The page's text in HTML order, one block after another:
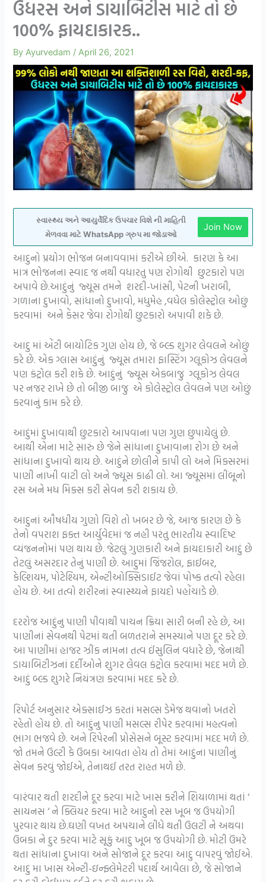
ઉધરસ અને ડાયાબિટીસ માટે તો છે
100% ફાયદાકારક..
ByAyurvedam /April 26, 2021
સ્વાસ્થ્ય અને આયુર્વેદિક ઉપચાર વિશે ની માહિતી
મેળવવા માટે WhatsApp ગ્રુપ મા જોડાઓ
Join Now
આદુનો પ્રયોગ ભોજન બનાવવામાં કરીએ છીએ. કારણ કે આ
માત્ર ભોજનના સ્વાદ જ નથી વધારતુ પણ રોગોથી છુટકારો પણ
અપાવે છે.આદુંનું જ્યૂસ તમને શરદી-ખાંસી, પેટની ખરાબી,
ગળાના દુખાવો, સાંધાનો દુખાવો, મધુમેહ ,વધેલ કોલેસ્ટ્રોલ ઓછું
કરવામાં અને કેંસર જેવા રોગોથી છુટકારો અપાવી શકે છે.
આદુ માં એંટી બાયોટિક ગુણ હોય છે, જે બ્લ્ડ શુગર લેવલને ઓછું
કરે છે. એક ગ્લાસ આદુંનું જ્યૂસ તમારા ફાસ્ટિંગ ગ્લૂકોઝ લેવલને
પણ કંટ્રોલ કરી શકે છે. આદુંનું જ્યૂસ એકબાજુ ગ્લૂકોઝ લેવલ
પર નજર રાખે છે તો બીજી બાજુ એ કોલેસ્ટ્રોલ લેવલને પણ ઓછું
કરવાનું કામ કરે છે.
આદુંમાં દુખાવાથી છુટકારો આપવાના પણ ગુણ છુપાયેલું છે.
આથી એના માટે સારું છે જેને સાંધાના દુખાવાના રોગ છે અને
સાંધાના દુખાવો થાય છે. આદુંને છોલીને કાપી લો અને મિક્સરમાં
પાણી નાખી વાટી લો અને જ્યૂસ કાઢી લો. આ જ્યૂસમાં લીંબૂનો
રસ અને મધ મિક્સ કરી સેવન કરી શકાય છે.
આદુનાં ઔષધીય ગુણો વિશે તો ખબર છે જે, આજ કારણ છે કે
તેનો વપરાશ ફક્ત આર્યુવેદમાં જ નહી પરંતુ ભારતીય સ્વાદિષ્ટ
વ્યંજનનોમાં પણ થાય છે. જેટલું ગુણકારી અને ફાયદાકારી આદું છે
તેટલું અસરદાર તેનું પાણી છે. આદુમાં જિંજરોલ, ફાઈબર,
કેલ્શિયમ, પોટેશ્યિમ, એન્ટીઓક્સિડાઈટ જેવાં પોષ્ક તત્વો રહેલા
હોય છે. આ તત્વો શરીરનાં સ્વાસ્થ્યને ફાયદો પહોંચાડે છે.
દરરોજ આદુંનુ પાણી પીવાથી પાચન ક્રિયા સારી બની રહે છે, આ
પાણીનાં સેવનથી પેટમાં થતી બળતરાને સમસ્યાને પણ દૂર કરે છે.
આ પાણીમાં હાજર ઝીંક નામના તત્વ ઈંસુલિન વધારે છે, જેનાથી
ડાયાબિટીઝનાં દર્દીઓને શુગર લેવલ કંટ્રોલ કરવામાં મદદ મળે છે.
આદું બ્લ્ડ શુગરે નિયંત્રણ કરવામાં મદદ કરે છે.
રિપોર્ટ અનુસાર એક્સાઈઝ કરતાં મસલ્સ ડેમેજ થવાનો ખતરો
રહેતો હોય છે. તો આદુંનુ પાણી મસલ્સ રીપેર કરવામાં મહત્વનો
ભાગ ભજવે છે. અને રિપેરની પ્રોસેસને બૂસ્ટ કરવામાં મદદ મળે છે.
જો તમને ઉલ્ટી કે ઉબકા આવતા હોય તો તેમાં આદુંના પાણીનું
સેવન કરવું જોઈએ, તેનાથઈ તરત રાહત મળે છે.
વારંવાર થતી શરદીને દૂર કરવા માટે ખાસ કરીને શિયાળામાં થતાં ‘
સાયનસ ‘ ને ક્લિયર કરવા માટે આદુનો રસ ખૂબ જ ઉપયોગી
પુરવાર થાય છે.ઘણી વખત અપચાને લીધે થતી ઉલટી ને અથવા
ઉબકા ને દુર કરવા માટે સૂકું આદુ ખૂબ જ ઉપયોગી છે. મોટી ઉંમરે
થતા સાંધાના દુખાવા અને સોજાને દૂર કરવા આદુ વાપરવું જોઈએ.
આદુ મા ખાસ એન્ટી-ઇન્ફ્લેમેટરી પદાર્થ આવેલા છે, જે સોજાને